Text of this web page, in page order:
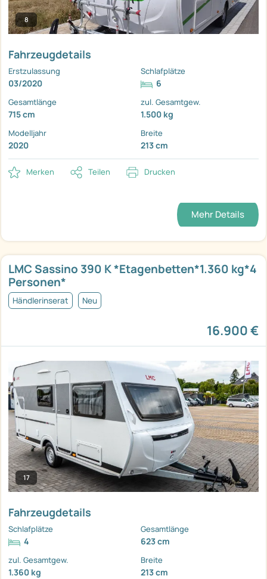
8
Fahrzeugdetails
Erstzulassung
03/2020
Schlafplätze
6
Gesamtlänge
715 cm
zul. Gesamtgew.
1.500 kg
Modelljahr
2020
Breite
213 cm
Merken Teilen Drucken
Mehr Details
LMC Sassino 390 K *Etagenbetten*1.360 kg*4
Personen*
Händlerinserat Neu
16.900 €
17
Fahrzeugdetails
Schlafplätze
4
Gesamtlänge
623 cm
zul. Gesamtgew.
1.360 kg
Breite
213 cm